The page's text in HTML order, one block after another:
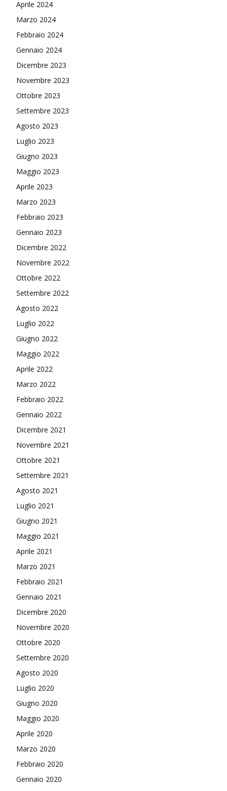
Aprile 2024
Marzo 2024
Febbraio 2024
Gennaio 2024
Dicembre 2023
Novembre 2023
Ottobre 2023
Settembre 2023
Agosto 2023
Luglio 2023
Giugno 2023
Maggio 2023
Aprile 2023
Marzo 2023
Febbraio 2023
Gennaio 2023
Dicembre 2022
Novembre 2022
Ottobre 2022
Settembre 2022
Agosto 2022
Luglio 2022
Giugno 2022
Maggio 2022
Aprile 2022
Marzo 2022
Febbraio 2022
Gennaio 2022
Dicembre 2021
Novembre 2021
Ottobre 2021
Settembre 2021
Agosto 2021
Luglio 2021
Giugno 2021
Maggio 2021
Aprile 2021
Marzo 2021
Febbraio 2021
Gennaio 2021
Dicembre 2020
Novembre 2020
Ottobre 2020
Settembre 2020
Agosto 2020
Luglio 2020
Giugno 2020
Maggio 2020
Aprile 2020
Marzo 2020
Febbraio 2020
Gennaio 2020